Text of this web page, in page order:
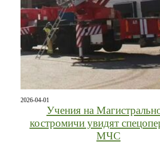
2026-04-01
Учения на
костромичи увидят
МЧС